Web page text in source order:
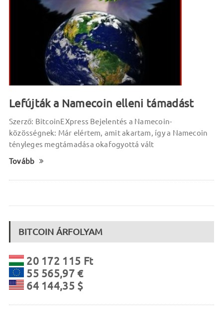
Lefújták a Namecoin elleni támadást
Szerző: BitcoinEXpress Bejelentés a Namecoin-
közösségnek: Már elértem, amit akartam, így a Namecoin
tényleges megtámadása okafogyottá vált
Tovább
BITCOIN ÁRFOLYAM
20 172 115 Ft
55 565,97 €
64 144,35 $